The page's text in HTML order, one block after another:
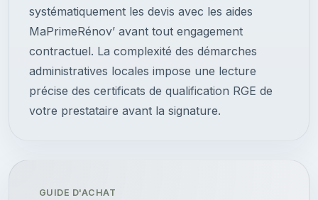
systématiquement les devis avec les aides
MaPrimeRénov’ avant tout engagement
contractuel. La complexité des démarches
administratives locales impose une lecture
précise des certificats de qualification RGE de
votre prestataire avant la signature.
GUIDE D'ACHAT